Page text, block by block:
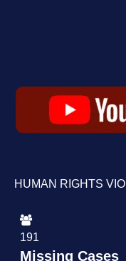
HUMAN RIGHTS
191
Missing Cases